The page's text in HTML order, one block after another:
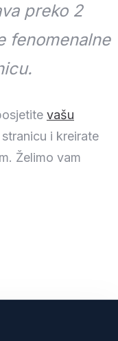
preko 2
fenomenalne
vašu
i kreirate
Želimo vam